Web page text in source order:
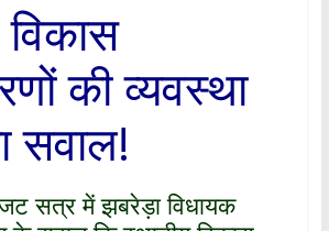
की व्यवस्था
सवाल!
सत्र में झबरेड़ा विधायक